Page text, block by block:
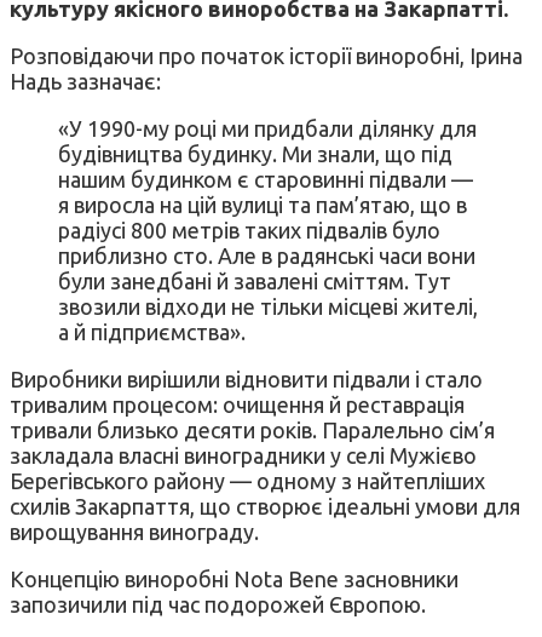
культуру якісного виноробства на Закарпатті.
Розповідаючи про початок історії виноробні, Ірина
Надь зазначає:
«У 1990-му році ми придбали ділянку для
будівництва будинку. Ми знали, що під
нашим будинком є старовинні підвали —
я виросла на цій вулиці та пам’ятаю, що в
радіусі 800 метрів таких підвалів було
приблизно сто. Але в радянські часи вони
були занедбані й завалені сміттям. Тут
звозили відходи не тільки місцеві жителі,
а й підприємства».
Виробники вирішили відновити підвали і стало
тривалим процесом: очищення й реставрація
тривали близько десяти років. Паралельно сім’я
закладала власні виноградники у селі Мужієво
Берегівського району — одному з найтепліших
схилів Закарпаття, що створює ідеальні умови для
вирощування винограду.
Концепцію виноробні Nota Bene засновники
запозичили під час подорожей Європою.